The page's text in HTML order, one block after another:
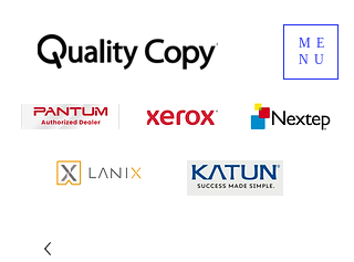
ME
NU